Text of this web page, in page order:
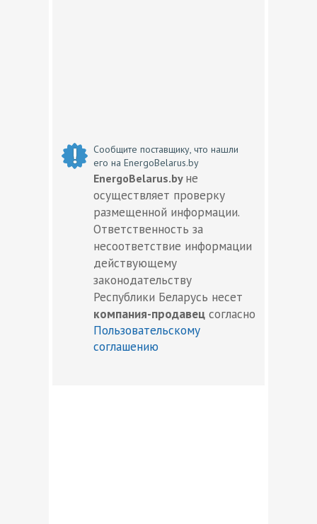
Сообщите поставщику, что нашли
его на EnergoBelarus.by
EnergoBelarus.by не
осуществляет проверку
размещенной информации.
Ответственность за
несоответствие информации
действующему
законодательству
Республики Беларусь несет
компания-продавец согласно
Пользовательскому
соглашению